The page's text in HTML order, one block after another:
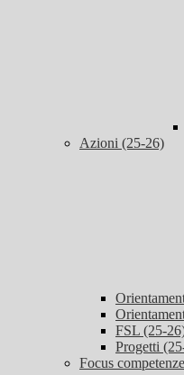
Azioni (25-26)
FSL (25-
Progetti
Focus